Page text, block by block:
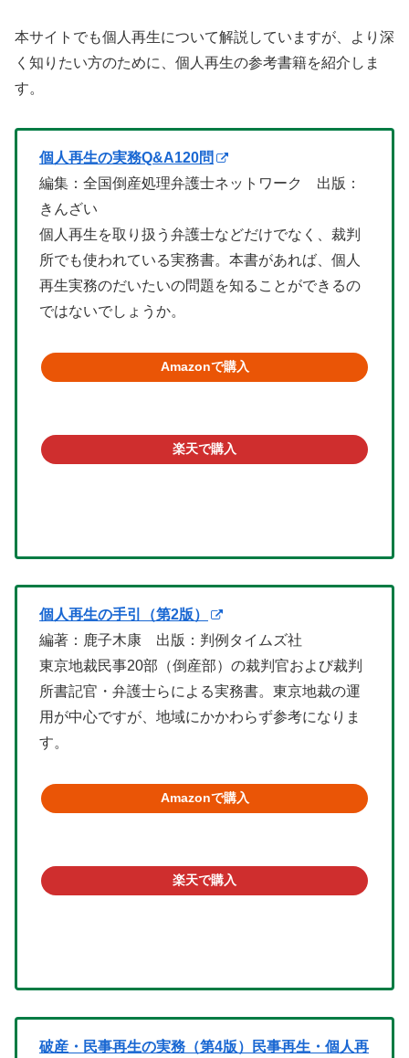
本サイトでも個人再生について解説していますが、より深
く知りたい方のために、個人再生の参考書籍を紹介しま
す。
個人再生の実務Q&A120問
編集：全国倒産処理弁護士ネットワーク 出版：
きんざい
個人再生を取り扱う弁護士などだけでなく、裁判
所でも使われている実務書。本書があれば、個人
再生実務のだいたいの問題を知ることができるの
ではないでしょうか。
Amazonで購入
楽天で購入
個人再生の手引（第2版）
編著：鹿子木康 出版：判例タイムズ社
東京地裁民事20部（倒産部）の裁判官および裁判
所書記官・弁護士らによる実務書。東京地裁の運
用が中心ですが、地域にかかわらず参考になりま
す。
Amazonで購入
楽天で購入
破産・民事再生の実務（第4版）民事再生・個人再